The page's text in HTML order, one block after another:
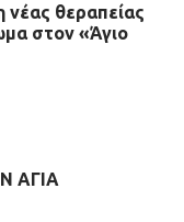
θεραπείας
στον «Άγιο
ΑΓΙΑ